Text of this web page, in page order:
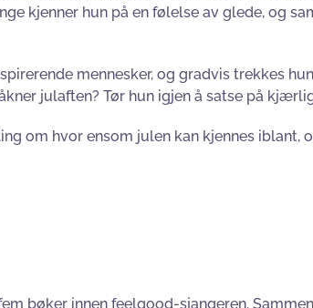
kjenner hun på en følelse av glede, og
mennesker, og gradvis trekkes
julaften? Tør hun igjen å satse på
om hvor ensom julen kan kjennes
bøker innen feelgood-sjangeren.